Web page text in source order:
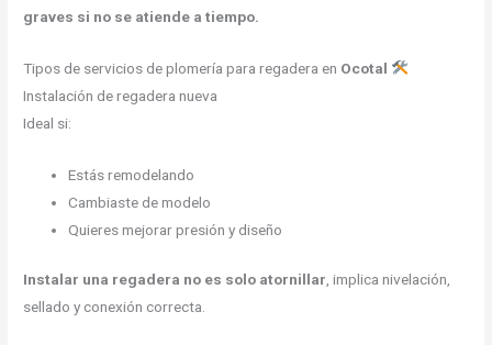
graves si no se atiende a tiempo.
Tipos de servicios de plomería para regadera en Ocotal
Instalación de regadera nueva
Ideal si:
Estás remodelando
Cambiaste de modelo
Quieres mejorar presión y diseño
Instalar una regadera no es solo atornillar, implica nivelación,
sellado y conexión correcta.